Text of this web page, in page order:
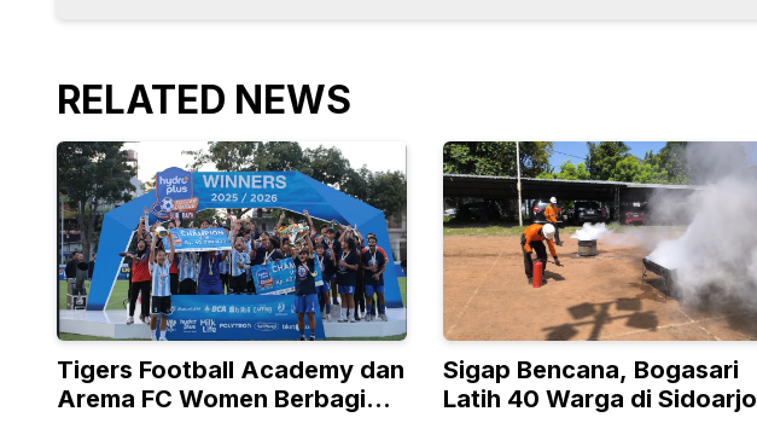
RELATED NEWS
Tigers Football Academy dan
Arema FC Women Berbagi
Sigap Bencana, Bogasari
Latih 40 Warga di Sidoarjo